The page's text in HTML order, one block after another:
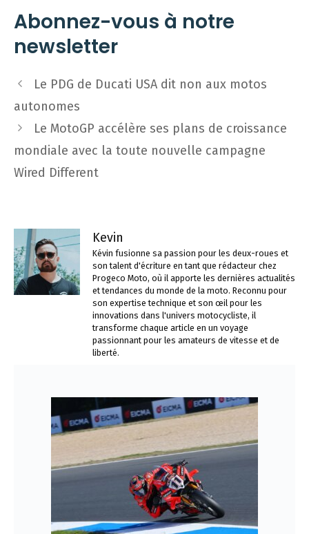
Abonnez-vous à notre
newsletter
Navigation
des
Le PDG de Ducati USA dit non aux motos
autonomes
Le MotoGP accélère ses plans de croissance
mondiale avec la toute nouvelle campagne
Wired Different
Kevin
Kévin fusionne sa passion pour les deux-roues et
son talent d'écriture en tant que rédacteur chez
Progeco Moto, où il apporte les dernières actualités
et tendances du monde de la moto. Reconnu pour
son expertise technique et son œil pour les
innovations dans l'univers motocycliste, il
transforme chaque article en un voyage
passionnant pour les amateurs de vitesse et de
liberté.